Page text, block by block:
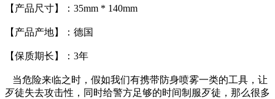
【产品尺寸】：35mm * 140mm
【产品产地】：德国
【保质期长】：3年
当危险来临之时，假如我们有携带防身喷雾一类的工具，让
歹徒失去攻击性，同时给警方足够的时间制服歹徒，那么很多